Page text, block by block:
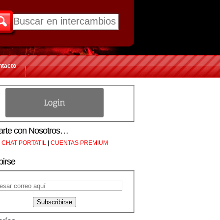
con Nosotros…
CHAT PORTATIL | CUENTAS PREMIUM